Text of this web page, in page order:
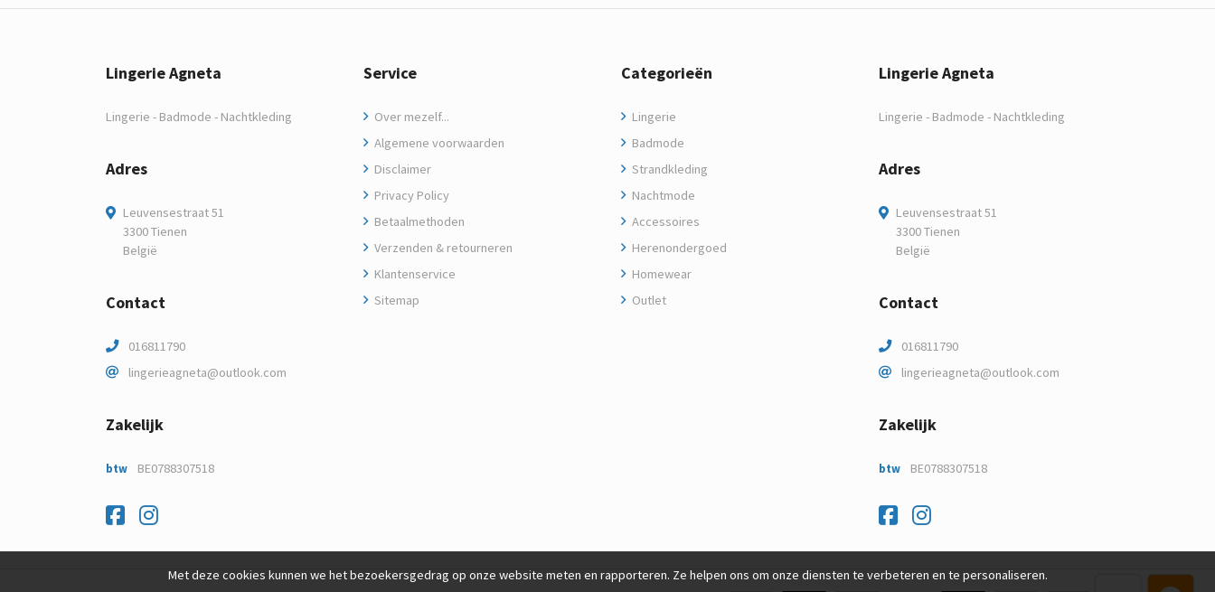
Lingerie Agneta
Lingerie - Badmode - Nachtkleding
Adres
Leuvensestraat 51
3300 Tienen
België
Contact
016811790
lingerieagneta@outlook.com
Zakelijk
btw BE0788307518
Facebook
Instagram
Service
Over mezelf...
Algemene voorwaarden
Disclaimer
Privacy Policy
Betaalmethoden
Verzenden & retourneren
Klantenservice
Sitemap
Categorieën
Lingerie
Badmode
Strandkleding
Nachtmode
Accessoires
Herenondergoed
Homewear
Outlet
Lingerie Agneta
Lingerie - Badmode - Nachtkleding
Adres
Leuvensestraat 51
3300 Tienen
België
Contact
016811790
lingerieagneta@outlook.com
Zakelijk
btw BE0788307518
Facebook
Instagram
Met deze cookies kunnen we het bezoekersgedrag op onze website meten en rapporteren. Ze helpen ons om onze diensten te verbeteren en te personaliseren.